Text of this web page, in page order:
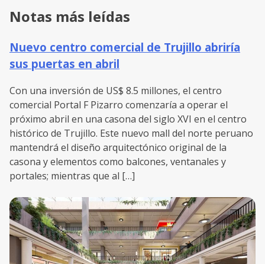
Notas más leídas
Nuevo centro comercial de Trujillo abriría
sus puertas en abril
Con una inversión de US$ 8.5 millones, el centro
comercial Portal F Pizarro comenzaría a operar el
próximo abril en una casona del siglo XVI en el centro
histórico de Trujillo. Este nuevo mall del norte peruano
mantendrá el diseño arquitectónico original de la
casona y elementos como balcones, ventanales y
portales; mientras que al […]